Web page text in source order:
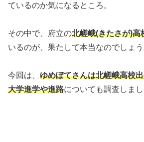
ているのか気になるところ。
その中で、府立の北嵯峨(きたさが)高
いるのが、果たして本当なのでしょ
今回は、 ゆめぽてさんは北嵯峨高校
大学進学や進路についても調査しまし